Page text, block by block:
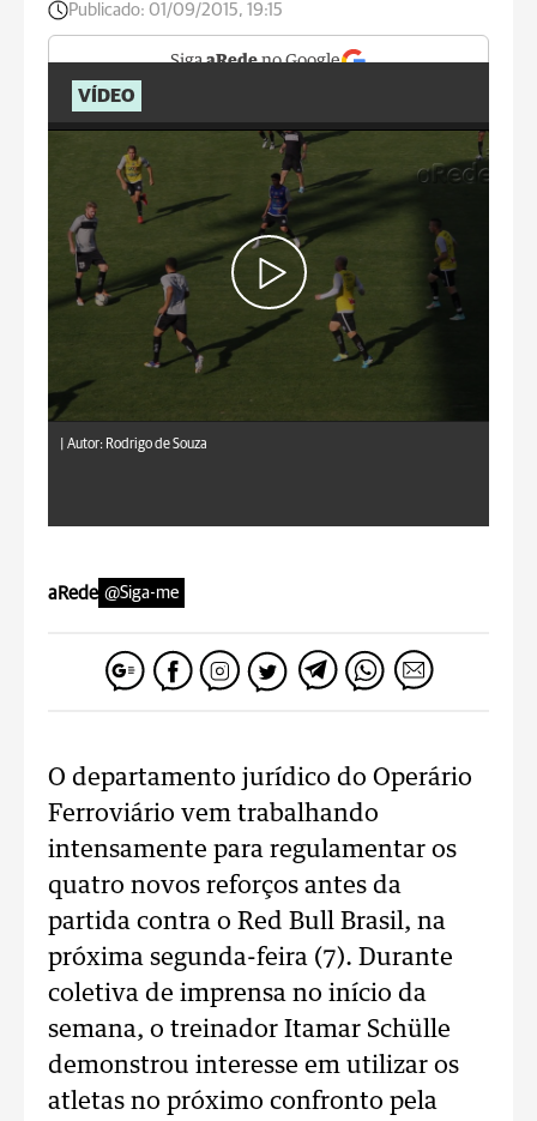
Publicado: 01/09/2015, 19:15
SigaaRedeno Google
VÍDEO
Autor: Rodrigo de Souza
aRede @Siga-me
O departamento jurídico do Operário
Ferroviário vem trabalhando
intensamente para regulamentar os
quatro novos reforços antes da
partida contra o Red Bull Brasil, na
próxima segunda-feira (7). Durante
coletiva de imprensa no início da
semana, o treinador Itamar Schülle
demonstrou interesse em utilizar os
atletas no próximo confronto pela